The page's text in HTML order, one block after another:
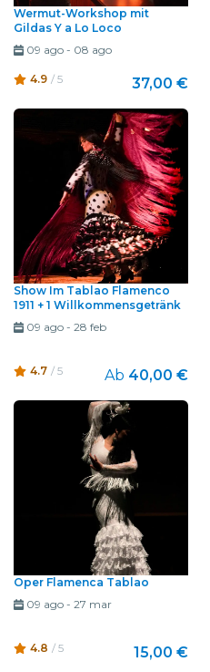
Wermut-Workshop mit
Gildas Y a Lo Loco
09 ago- 08 ago
4.9 / 5 37,00 €
Show Im Tablao Flamenco
1911 + 1 Willkommensgetränk
09 ago- 28 feb
4.7 / 5 Ab 40,00 €
Oper Flamenca Tablao
09 ago- 27 mar
4.8 / 5 15,00 €